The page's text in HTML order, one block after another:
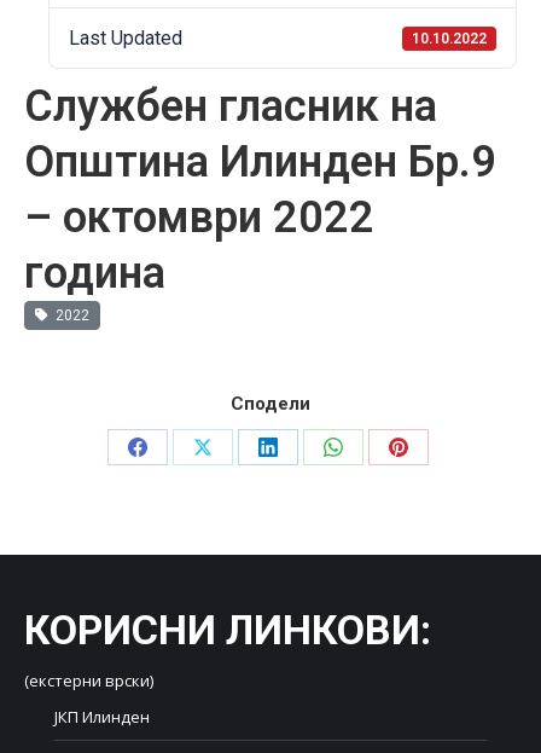
Last Updated 10.10.2022
Службен гласник на
Општина Илинден Бр.9
– октомври 2022
година
2022
Сподели
Share
Share
Share
Share
Share
КОРИСНИ ЛИНКОВИ:
(екстерни врски)
ЈКП Илинден